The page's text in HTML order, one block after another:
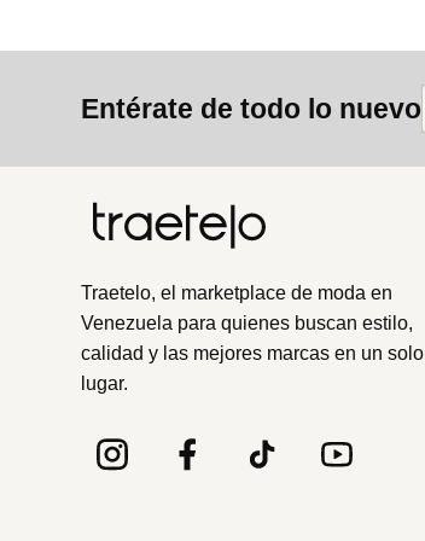
Entérate de todo lo nuevo
Traetelo, el marketplace de moda en
Venezuela para quienes buscan estilo,
calidad y las mejores marcas en un solo
lugar.